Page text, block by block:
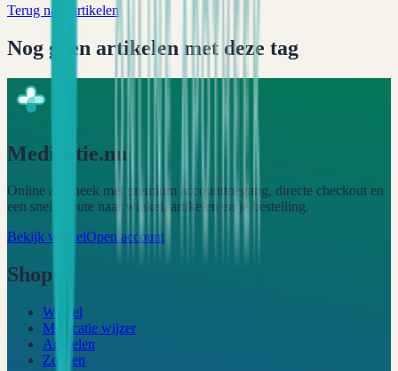
Terug naar artikelen
Nog geen artikelen met deze tag
Medicatie.nu
Online apotheek met premium accounttoegang, directe checkout en
een snelle route naar winkel, artikelen en je bestelling.
Bekijk winkelOpen account
Shop
Winkel
Medicatie wijzer
Artikelen
Zoeken